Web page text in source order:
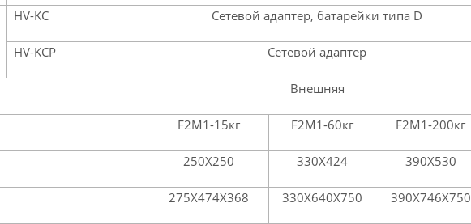
HV-KC Сетевой адаптер, батарейки типа D
HV-KCP Сетевой адаптер
Внешняя
F2M1-15кг F2M1-60кг F2M1-200кг
250Х250 330Х424 390Х530
275Х474Х368 330Х640Х750 390Х746Х750